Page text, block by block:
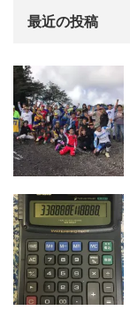
最近の投稿